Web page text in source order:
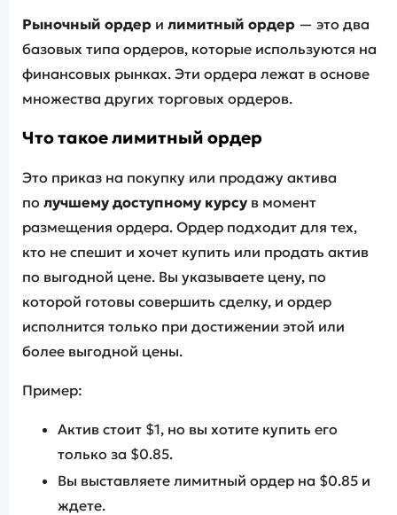
Рыночный ордер и лимитный ордер — это два
базовых типа ордеров, которые используются на
финансовых рынках. Эти ордера лежат в основе
множества других торговых ордеров.
Что такоелимитный ордер
Это приказ на покупку или продажу актива
по лучшему доступному курсу в момент
размещения ордера. Ордер подходит для тех,
кто не спешит и хочет купить или продать актив
по выгодной цене. Вы указываете цену, по
которой готовы совершить сделку, и ордер
исполнится только при достижении этой или
более выгодной цены.
Пример:
Актив стоит $1, но вы хотите купить его
только за $0.85.
Вы выставляете лимитный ордер на $0.85 и
ждете.